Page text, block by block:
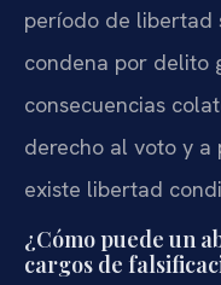
período de libertad
condena por delito
consecuencias
derecho al voto y a
existe libertad
¿Cómo puede un
cargos de